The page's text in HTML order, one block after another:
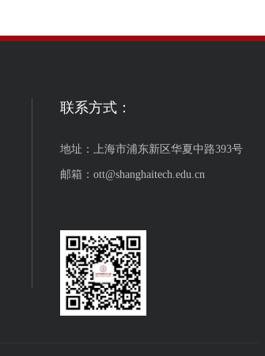
联系方式：
地址：上海市浦东新区华夏中路393号
邮箱：ott@shanghaitech.edu.cn